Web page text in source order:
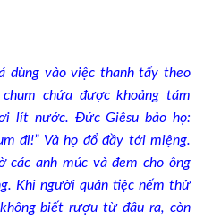
dùng vào việc thanh tẩy theo
chứa được khoảng tám
lít nước. Ðức Giêsu bảo họ:
đi!” Và họ đổ đầy tới miệng.
các anh múc và đem cho ông
Khi người quản tiệc nếm thử
biết rượu từ đâu ra, còn